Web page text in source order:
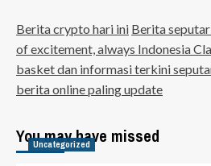
Berita crypto hari ini Berita
of excitement, always Indonesia
basket dan informasi terkini
berita online paling update
You may have missed
Uncategorized